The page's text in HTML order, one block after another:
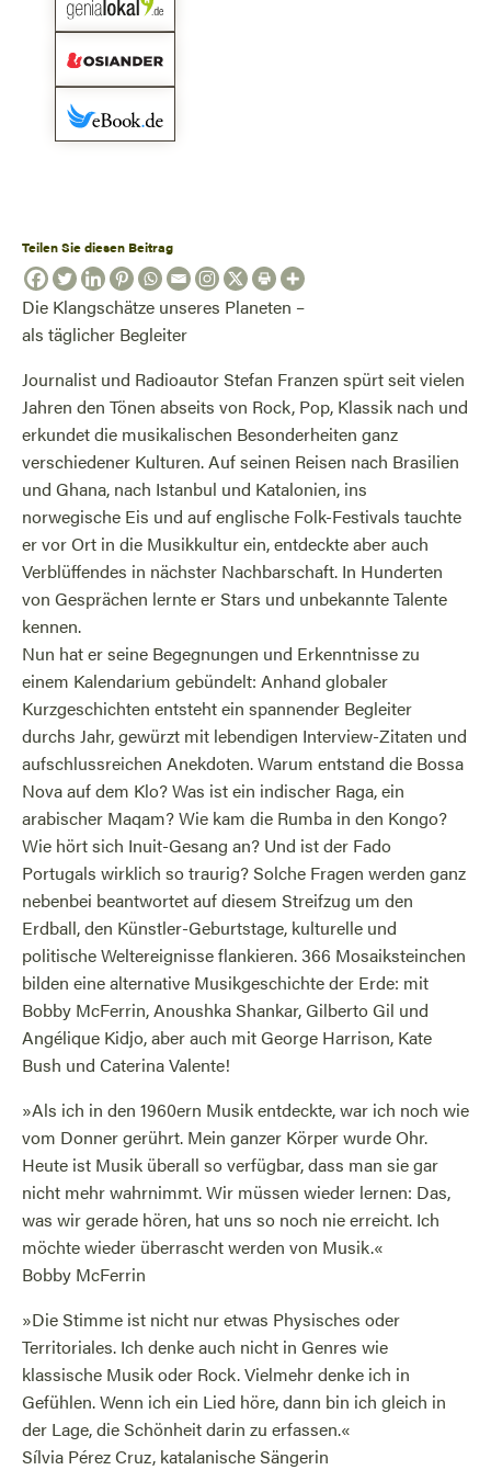
Teilen Sie diesen Beitrag
Die Klangschätze unseres Planeten –
als täglicher Begleiter
Journalist und Radioautor Stefan Franzen spürt seit vielen
Jahren den Tönen abseits von Rock, Pop, Klassik nach und
erkundet die musikalischen Besonderheiten ganz
verschiedener Kulturen. Auf seinen Reisen nach Brasilien
und Ghana, nach Istanbul und Katalonien, ins
norwegische Eis und auf englische Folk-Festivals tauchte
er vor Ort in die Musikkultur ein, entdeckte aber auch
Verblüffendes in nächster Nachbarschaft. In Hunderten
von Gesprächen lernte er Stars und unbekannte Talente
kennen.
Nun hat er seine Begegnungen und Erkenntnisse zu
einem Kalendarium gebündelt: Anhand globaler
Kurzgeschichten entsteht ein spannender Begleiter
durchs Jahr, gewürzt mit lebendigen Interview-Zitaten und
aufschlussreichen Anekdoten. Warum entstand die Bossa
Nova auf dem Klo? Was ist ein indischer Raga, ein
arabischer Maqam? Wie kam die Rumba in den Kongo?
Wie hört sich Inuit-Gesang an? Und ist der Fado
Portugals wirklich so traurig? Solche Fragen werden ganz
nebenbei beantwortet auf diesem Streifzug um den
Erdball, den Künstler-Geburtstage, kulturelle und
politische Weltereignisse flankieren. 366 Mosaiksteinchen
bilden eine alternative Musikgeschichte der Erde: mit
Bobby McFerrin, Anoushka Shankar, Gilberto Gil und
Angélique Kidjo, aber auch mit George Harrison, Kate
Bush und Caterina Valente!
»Als ich in den 1960ern Musik entdeckte, war ich noch wie
vom Donner gerührt. Mein ganzer Körper wurde Ohr.
Heute ist Musik überall so verfügbar, dass man sie gar
nicht mehr wahrnimmt. Wir müssen wieder lernen: Das,
was wir gerade hören, hat uns so noch nie erreicht. Ich
möchte wieder überrascht werden von Musik.«
Bobby McFerrin
»Die Stimme ist nicht nur etwas Physisches oder
Territoriales. Ich denke auch nicht in Genres wie
klassische Musik oder Rock. Vielmehr denke ich in
Gefühlen. Wenn ich ein Lied höre, dann bin ich gleich in
der Lage, die Schönheit darin zu erfassen.«
Sílvia Pérez Cruz, katalanische Sängerin